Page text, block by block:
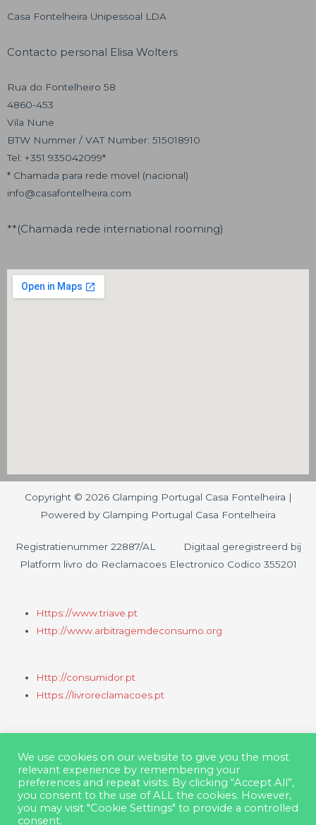
Casa Fontelheira Unipessoal LDA
Contacto personal Elisa Wolters
Rua do Fontelheiro 58
4860-453
Vila Nune
BTW Nummer / VAT Number: 515018910
Tel: +351 935042099*
* Chamada para rede movel (nacional)
info@casafontelheira.com
**(Chamada rede international rooming)
Copyright © 2026 Glamping Portugal Casa Fontelheira |
Powered by Glamping Portugal Casa Fontelheira
Registratienummer 22887/AL Digitaal geregistreerd bij
Platform livro do Reclamacoes Electronico Codico 355201
Https://www.triave.pt
Http://www.arbitragemdeconsumo.org
Http://consumidor.pt
Https://livroreclamacoes.pt
Privacybeleid
Geschillen
We use cookies on our website to give you the most
relevant experience by remembering your
preferences and repeat visits. By clicking “Accept All”,
you consent to the use of ALL the cookies. However,
you may visit "Cookie Settings" to provide a controlled
consent.